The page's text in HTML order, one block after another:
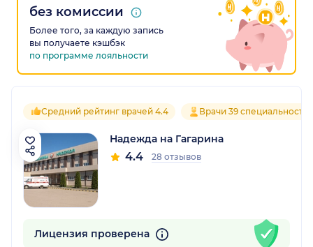
без комиссии
Более того, за каждую запись
вы получаете кэшбэк
по программе лояльности
Средний рейтинг врачей 4.4 Врачи 39
Надежда на Гагарина
4.4 28 отзывов
Лицензия проверена